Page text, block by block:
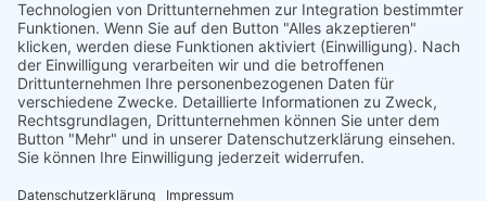
© 1987 – 2025
Storchenhof Loburg e.V.
Alle Rechte vorbehalten.
Cookie-Einstellungen
Navigation überspringen
Impressum